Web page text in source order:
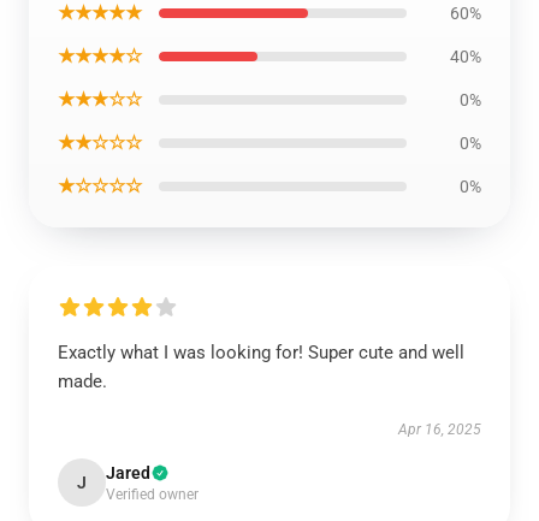
★★★★★ 60%
★★★★☆ 40%
★★★☆☆ 0%
★★☆☆☆ 0%
★☆☆☆☆ 0%
Exactly what I was looking for! Super cute and well
made.
Apr 16, 2025
J Jared
Verified owner